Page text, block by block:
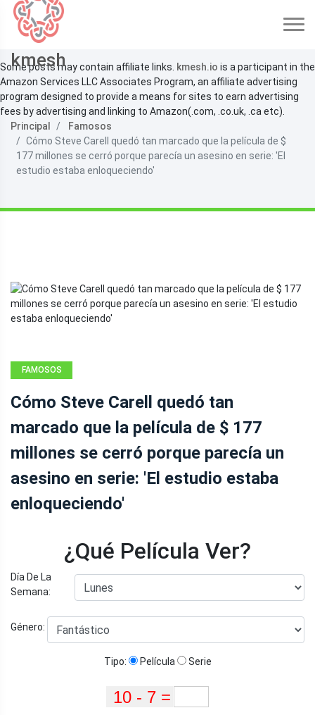
kmesh
Some posts may contain affiliate links. kmesh.io is a participant in the
Amazon Services LLC Associates Program, an affiliate advertising
program designed to provide a means for sites to earn advertising
fees by advertising and linking to Amazon(.com, .co.uk, .ca etc).
Principal
Famosos
Cómo Steve Carell quedó tan marcado que la película de $
177 millones se cerró porque parecía un asesino en serie: 'El
estudio estaba enloqueciendo'
FAMOSOS
Cómo Steve Carell quedó tan
marcado que la película de $ 177
millones se cerró porque parecía un
asesino en serie: 'El estudio estaba
enloqueciendo'
¿Qué Película Ver?
Día De La
Semana:
Género:
Tipo: Película Serie